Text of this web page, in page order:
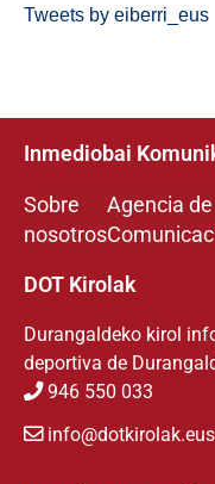
Tweets by eiberri_eus
Inmediobai
Sobre
nosotros
Agencia de
DOT Kirolak
Durangaldeko kirol
deportiva de
946 550 033
info@dotkirolak.eus